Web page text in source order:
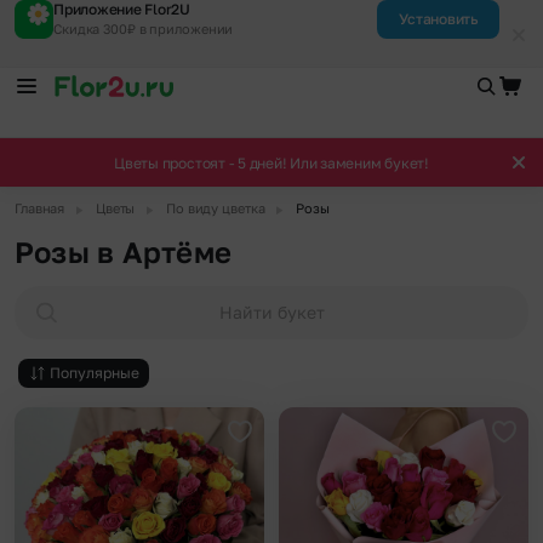
Приложение Flor2U
Скидка 300₽ в приложении
Установить
Цветы простоят - 5 дней! Или заменим букет!
Главная Цветы По виду цветка Розы
Розы в Артёме
Найти букет
Популярные
Добавить в избранное